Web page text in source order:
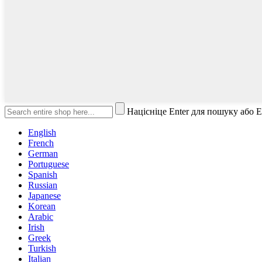
Націсніце Enter для пошуку або
English
French
German
Portuguese
Spanish
Russian
Japanese
Korean
Arabic
Irish
Greek
Turkish
Italian